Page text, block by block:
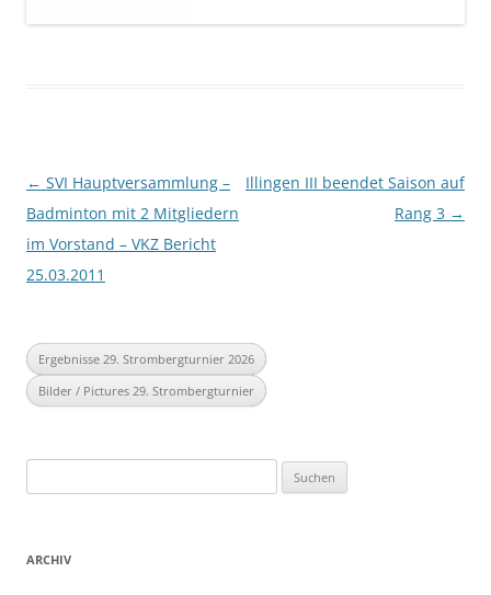
Beitragsnavigation
← SVI Hauptversammlung –
Badminton mit 2 Mitgliedern
im Vorstand – VKZ Bericht
25.03.2011
Illingen III beendet Saison auf
Rang 3 →
Ergebnisse 29. Strombergturnier 2026
Bilder / Pictures 29. Strombergturnier
nach:
ARCHIV